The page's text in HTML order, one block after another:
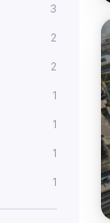
3
2
2
1
1
1
1